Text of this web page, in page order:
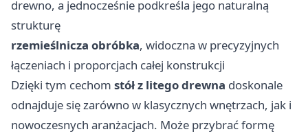
drewno, a jednocześnie podkreśla jego naturalną
strukturę
rzemieślnicza obróbka, widoczna w precyzyjnych
łączeniach i proporcjach całej konstrukcji
Dzięki tym cechom stół z litego drewna doskonale
odnajduje się zarówno w klasycznych wnętrzach, jak i
nowoczesnych aranżacjach. Może przybrać formę